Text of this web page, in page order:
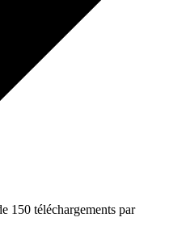
150 téléchargements par